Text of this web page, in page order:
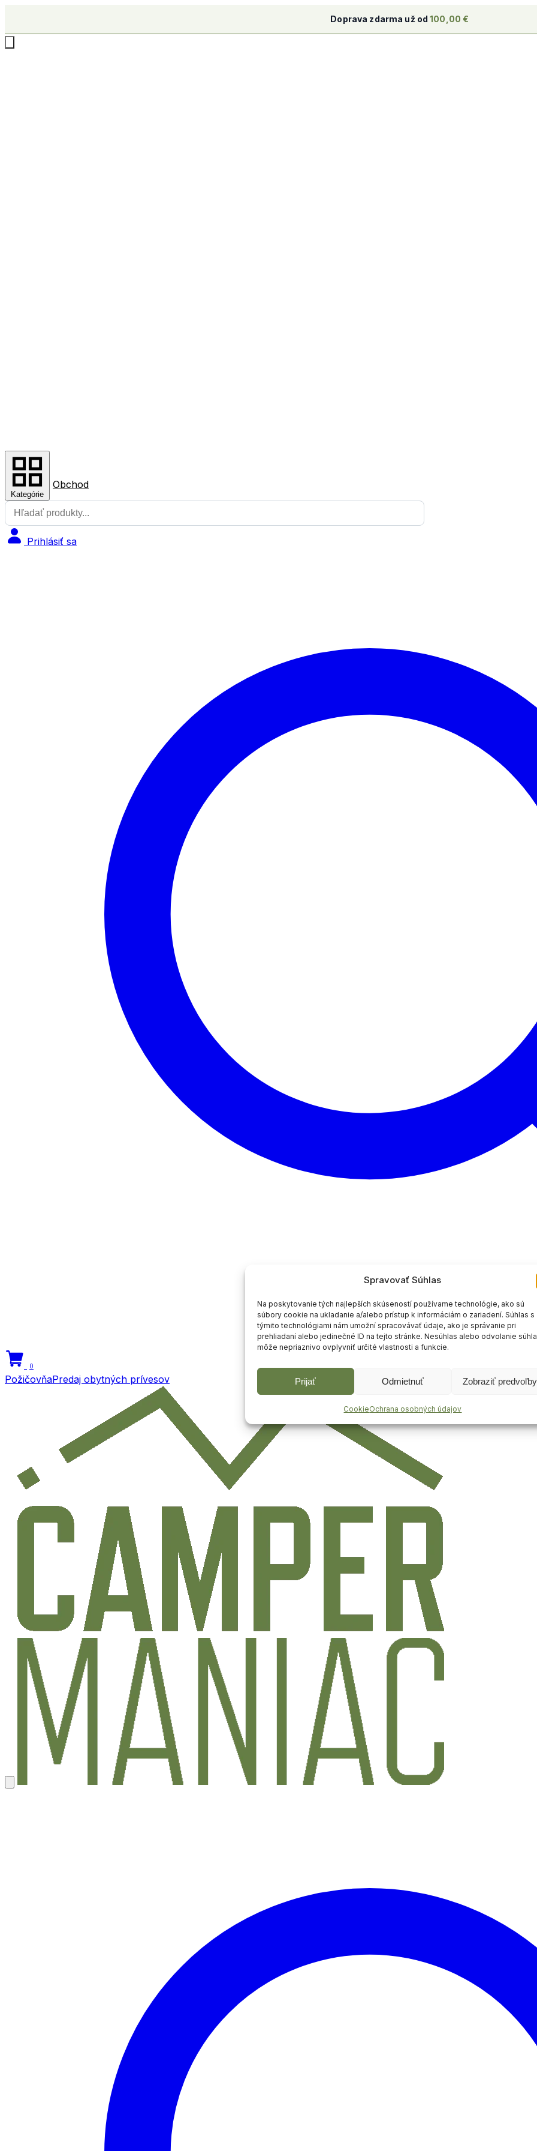
Spravovať Súhlas
Na poskytovanie tých najlepších skúseností používame technológie, ako sú
súbory cookie na ukladanie a/alebo prístup k informáciám o zariadení. Súhlas s
týmito technológiami nám umožní spracovávať údaje, ako je správanie pri
prehliadaní alebo jedinečné ID na tejto stránke. Nesúhlas alebo odvolanie
môže nepriaznivo ovplyvniť určité vlastnosti a funkcie.
Prijať Odmietnuť Zobraziť predvoľby
CookieOchrana osobných údajov
Doprava zdarma už od100,00 €
Kategórie
Obchod
Prihlásiť sa
0
PožičovňaPredaj obytných prívesov